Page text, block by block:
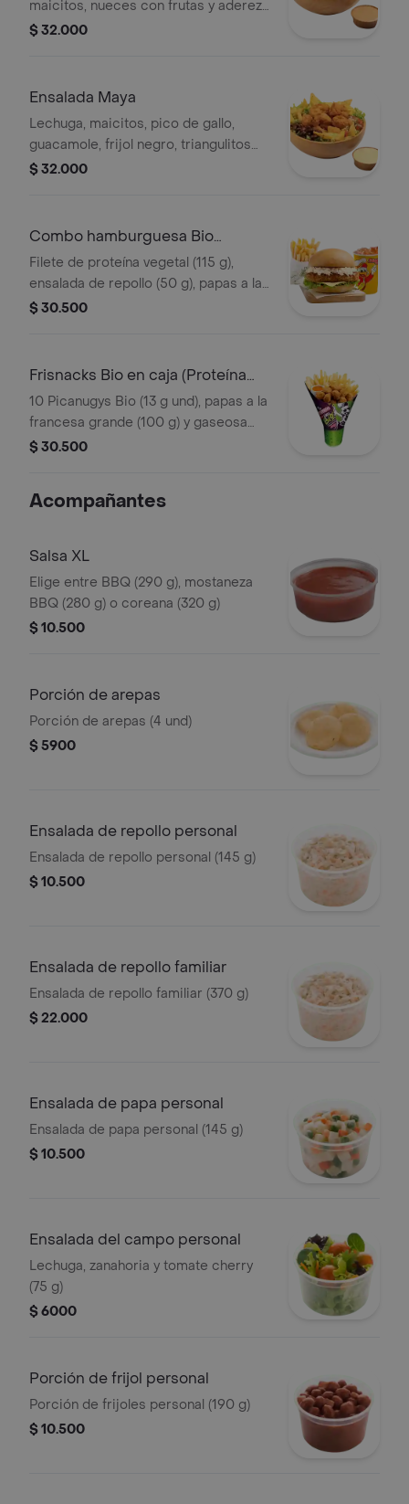
maicitos, nueces con frutas y aderezo
sésamo. Elige tu proteína entre
$ 32.000
Ensalada Maya
Lechuga, maicitos, pico de gallo,
guacamole, frijol negro, triangulitos
de maíz y aderezo mexicano. Elige tu
$ 32.000
Combo hamburguesa Bio
(Proteína Vegetal)
Filete de proteína vegetal (115 g),
ensalada de repollo (50 g), papas a la
francesa mediana (60 g) y gaseosa
$ 30.500
Frisnacks Bio en caja (Proteína
Vegetal)
10 Picanugys Bio (13 g und), papas a la
francesa grande (100 g) y gaseosa
(470 ml)
$ 30.500
Acompañantes
Salsa XL
Elige entre BBQ (290 g), mostaneza
BBQ (280 g) o coreana (320 g)
$ 10.500
Porción de arepas
Porción de arepas (4 und)
$ 5900
Ensalada de repollo personal
Ensalada de repollo personal (145 g)
$ 10.500
Ensalada de repollo familiar
Ensalada de repollo familiar (370 g)
$ 22.000
Ensalada de papa personal
Ensalada de papa personal (145 g)
$ 10.500
Ensalada del campo personal
Lechuga, zanahoria y tomate cherry
(75 g)
$ 6000
Porción de frijol personal
Porción de frijoles personal (190 g)
$ 10.500